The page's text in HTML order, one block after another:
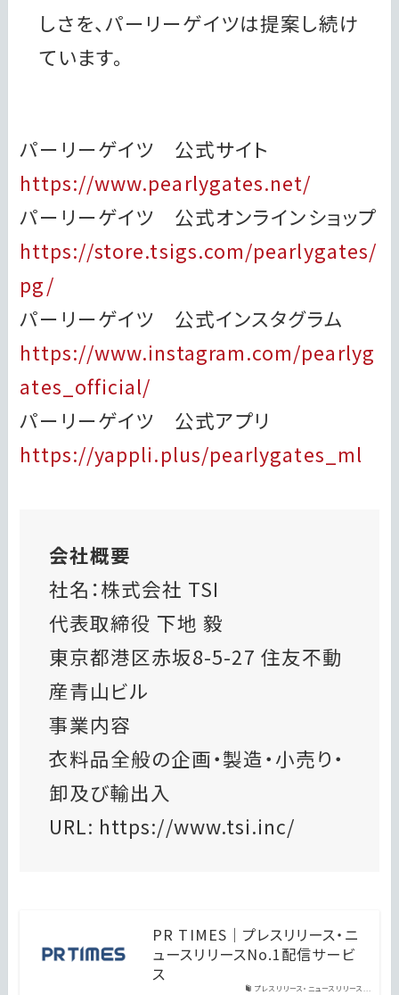
しさを、パーリーゲイツは提案し続け
ています。
パーリーゲイツ 公式サイト
https://www.pearlygates.net/
パーリーゲイツ 公式オンラインショップ
https://store.tsigs.com/pearlygates/
pg/
パーリーゲイツ 公式インスタグラム
https://www.instagram.com/pearlyg
ates_official/
パーリーゲイツ 公式アプリ
https://yappli.plus/pearlygates_ml
会社概要
社名：株式会社 TSI
代表取締役 下地 毅
東京都港区赤坂8-5-27 住友不動
産青山ビル
事業内容
衣料品全般の企画・製造・小売り・
卸及び輸出入
URL: https://www.tsi.inc/
プレスリリース・ニュースリリース...
PR TIMES｜プレスリリース・ニ
ュースリリースNo.1配信サービ
ス